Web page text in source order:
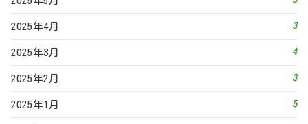
2025年4月 3
2025年3月 4
2025年2月 3
2025年1月 5